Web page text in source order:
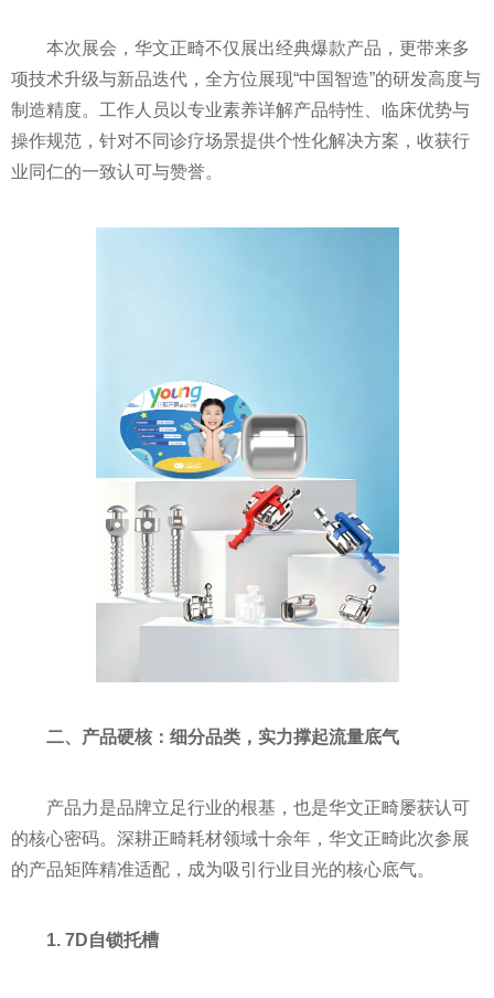
本次展会，华文正畸不仅展出经典爆款产品，更带来多
项技术升级与新品迭代，全方位展现“中国智造”的研发高度与
制造精度。工作人员以专业素养详解产品特性、临床优势与
操作规范，针对不同诊疗场景提供个性化解决方案，收获行
业同仁的一致认可与赞誉。
二、产品硬核：细分品类，实力撑起流量底气
产品力是品牌立足行业的根基，也是华文正畸屡获认可
的核心密码。深耕正畸耗材领域十余年，华文正畸此次参展
的产品矩阵精准适配，成为吸引行业目光的核心底气。
1. 7D自锁托槽